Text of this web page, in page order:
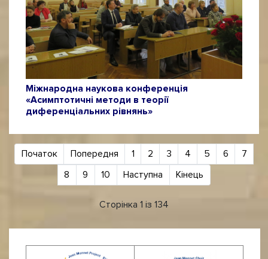
Міжнародна наукова конференція
«Асимптотичні методи в теорії
диференціальних рівнянь»
Початок Попередня 1 2 3 4 5 6
7
8
9 10 Наступна Кінець
Сторінка 1 із 134